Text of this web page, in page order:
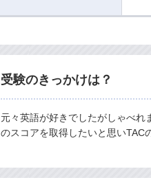
受験のきっかけは？
元々英語が好きでしたがしゃべ
のスコアを取得したいと思いTAC